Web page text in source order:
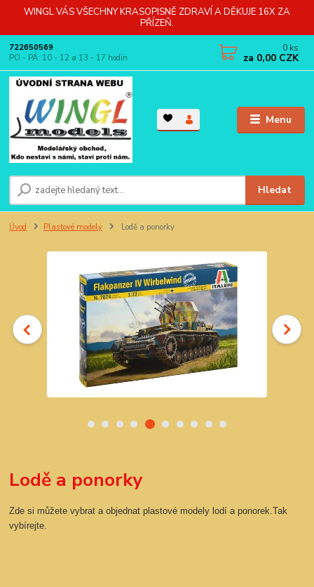
WINGL VÁS VŠECHNY KRASOPISNĚ ZDRAVÍ A DĚKUJE 16X ZA
PŘÍZEŇ.
Menu
Hledat
722650569
PO - PÁ: 10 - 12 a 13 - 17 hodin
0 ks
za 0,00 CZK
Úvod Plastové modely Lodě a ponorky
Lodě a ponorky
Zde si můžete vybrat a objednat plastové modely lodí a ponorek.Tak
vybírejte.